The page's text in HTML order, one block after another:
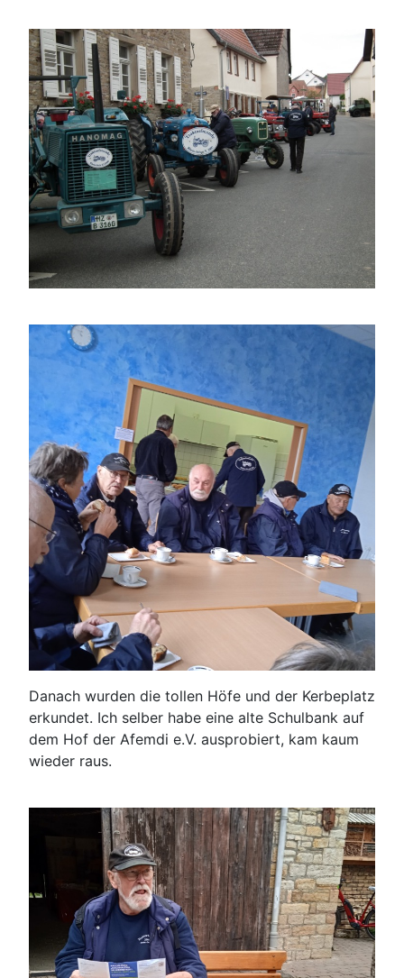
Danach wurden die tollen Höfe und der Kerbeplatz
erkundet. Ich selber habe eine alte Schulbank auf
dem Hof der Afemdi e.V. ausprobiert, kam kaum
wieder raus.